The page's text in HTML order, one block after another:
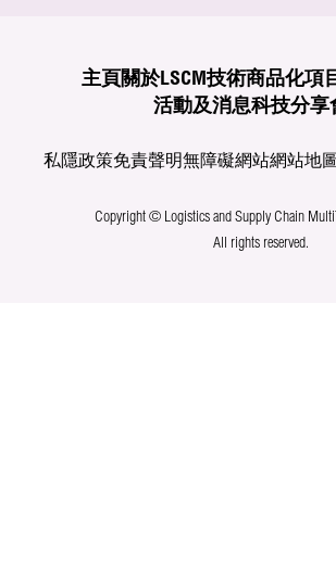
主頁 關於LSCM技術商品化項
活動及消息科技分享
私隱政策免責聲明無障礙網站網站地圖
Copyright © Logistics and Supply Chain
All rights reserved.